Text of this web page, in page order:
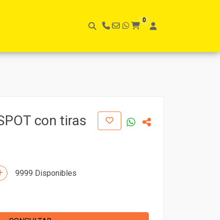
0
con tiras
9999 Disponibles